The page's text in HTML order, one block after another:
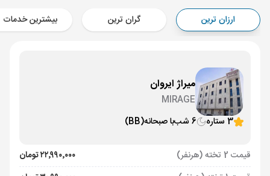
Aircraft - کاسپین (Economy)
برنامه برگشت :13 آذر ساعت: 19:50
مدت پرواز :02:00
تهران , فرودگاه بین‌المللی امام خمینی IKA
Aircraft - کاسپین (Economy)
ارزان ترین گران ترین بیشترین خدمات
میراژ ایروان
MIRAGE
3 ستاره
6 شب با صبحانه(BB)
قیمت 2 تخته (هرنفر)
۲۲٬۹۹۰٬۰۰۰ تومان